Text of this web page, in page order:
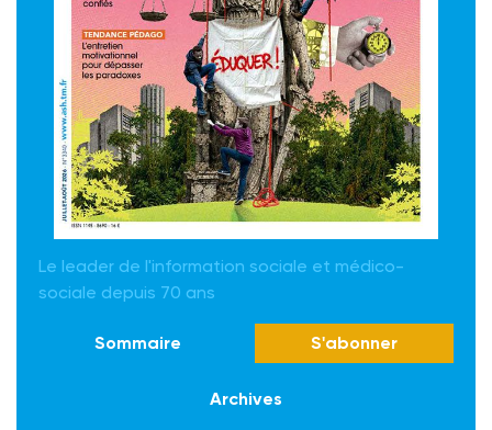
Le leader de l'information sociale et médico-
sociale depuis 70 ans
Sommaire S'abonner
Archives